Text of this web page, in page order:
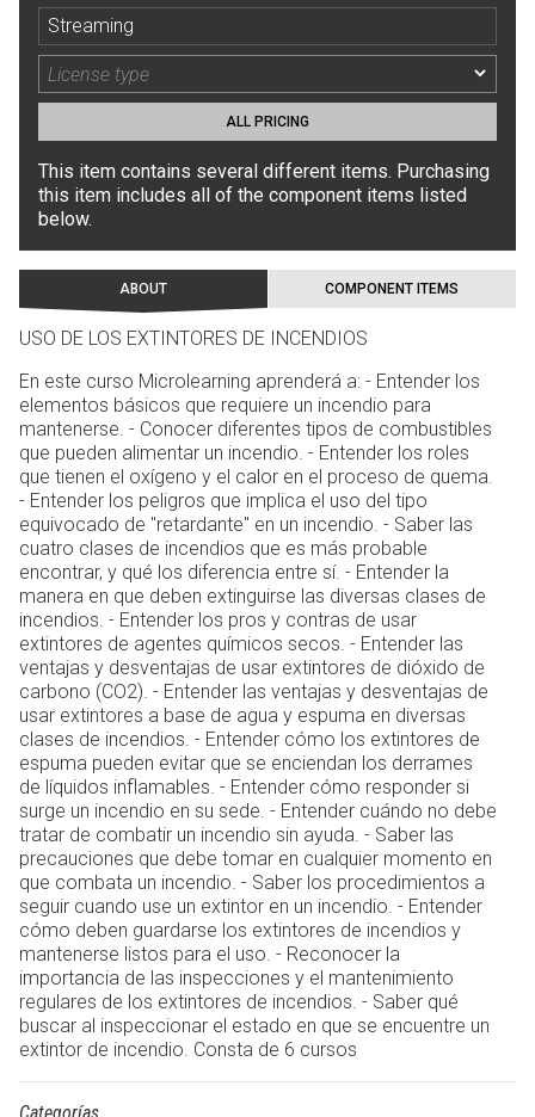
Streaming
ALL PRICING
This item contains several different items. Purchasing
this item includes all of the component items listed
below.
ABOUT COMPONENT ITEMS
USO DE LOS EXTINTORES DE INCENDIOS
En este curso Microlearning aprenderá a: - Entender los
elementos básicos que requiere un incendio para
mantenerse. - Conocer diferentes tipos de combustibles
que pueden alimentar un incendio. - Entender los roles
que tienen el oxígeno y el calor en el proceso de quema.
- Entender los peligros que implica el uso del tipo
equivocado de "retardante" en un incendio. - Saber las
cuatro clases de incendios que es más probable
encontrar, y qué los diferencia entre sí. - Entender la
manera en que deben extinguirse las diversas clases de
incendios. - Entender los pros y contras de usar
extintores de agentes químicos secos. - Entender las
ventajas y desventajas de usar extintores de dióxido de
carbono (CO2). - Entender las ventajas y desventajas de
usar extintores a base de agua y espuma en diversas
clases de incendios. - Entender cómo los extintores de
espuma pueden evitar que se enciendan los derrames
de líquidos inflamables. - Entender cómo responder si
surge un incendio en su sede. - Entender cuándo no debe
tratar de combatir un incendio sin ayuda. - Saber las
precauciones que debe tomar en cualquier momento en
que combata un incendio. - Saber los procedimientos a
seguir cuando use un extintor en un incendio. - Entender
cómo deben guardarse los extintores de incendios y
mantenerse listos para el uso. - Reconocer la
importancia de las inspecciones y el mantenimiento
regulares de los extintores de incendios. - Saber qué
buscar al inspeccionar el estado en que se encuentre un
extintor de incendio. Consta de 6 cursos